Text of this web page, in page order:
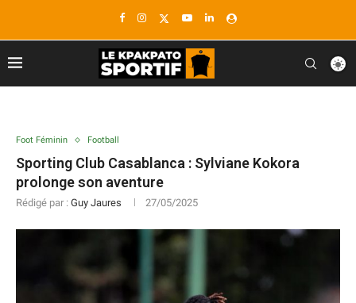
Foot Féminin Football
Sporting Club Casablanca : Sylviane Kokora
prolonge son aventure
Rédigé par : Guy Jaures 27/05/2025